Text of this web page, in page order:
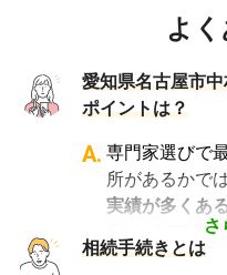
よ
愛知県名古屋市
ポイントは？
さ
A. 専門家選びで
所があるかで
実績が多くあ
例えば行政書
法人設立や許
相続手続きとは